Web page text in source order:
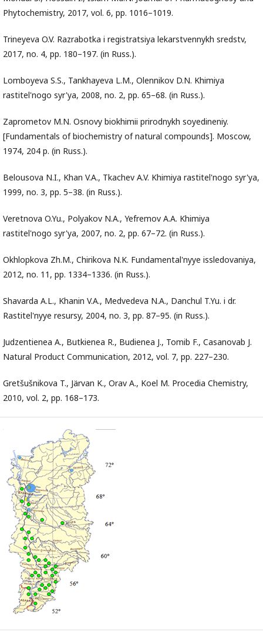
Phytochemistry, 2017, vol. 6, pp. 1016–1019.
Trineyeva O.V. Razrabotka i registratsiya lekarstvennykh sredstv,
2017, no. 4, pp. 180–197. (in Russ.).
Lomboyeva S.S., Tankhayeva L.M., Olennikov D.N. Khimiya
rastitel'nogo syr'ya, 2008, no. 2, pp. 65–68. (in Russ.).
Zaprometov M.N. Osnovy biokhimii prirodnykh soyedineniy.
[Fundamentals of biochemistry of natural compounds]. Moscow,
1974, 204 p. (in Russ.).
Belousova N.I., Khan V.A., Tkachev A.V. Khimiya rastitel'nogo syr'ya,
1999, no. 3, pp. 5–38. (in Russ.).
Veretnova O.Yu., Polyakov N.A., Yefremov A.A. Khimiya
rastitel'nogo syr'ya, 2007, no. 2, pp. 67–72. (in Russ.).
Okhlopkova Zh.M., Chirikova N.K. Fundamental'nyye issledovaniya,
2012, no. 11, pp. 1334–1336. (in Russ.).
Shavarda A.L., Khanin V.A., Medvedeva N.A., Danchul T.Yu. i dr.
Rastitel'nyye resursy, 2004, no. 3, pp. 87–95. (in Russ.).
Judzentienea A., Butkienea R., Budienea J., Tomib F., Casanovab J.
Natural Product Communication, 2012, vol. 7, pp. 227–230.
Gretšušnikova T., Järvan K., Orav A., Koel M. Procedia Chemistry,
2010, vol. 2, pp. 168–173.